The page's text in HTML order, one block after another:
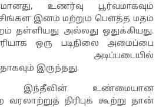
,உணர்வு பூர்வமாகவும்
இனம் மற்றும் பௌத்த மதம்
தள்ளியது அல்லது ஒதுக்கியது.
ஒரு படிநிலை அமைப்பை
அடிப்படையில்
இருந்தது.
இந்தீவின் உண்மையான
திரிபுக் கூற்று தான்